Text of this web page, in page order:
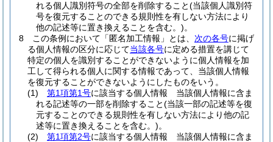
れる個人識別符号の全部を削除すること(当該個人識別符
号を復元することのできる規則性を有しない方法により
他の記述等に置き換えることを含む。)。
8
この条例において「匿名加工情報」とは、 次の各号に掲げ
る個人情報の区分に応じて当該各号に定める措置を講じて
特定の個人を識別することができないように個人情報を加
工して得られる個人に関する情報であって、当該個人情報
を復元することができないようにしたものをいう。
(1)
第1項第1号に該当する個人情報 当該個人情報に含ま
れる記述等の一部を削除すること(当該一部の記述等を復
元することのできる規則性を有しない方法により他の記
述等に置き換えることを含む。)。
(2)
第1項第2号に該当する個人情報 当該個人情報に含ま